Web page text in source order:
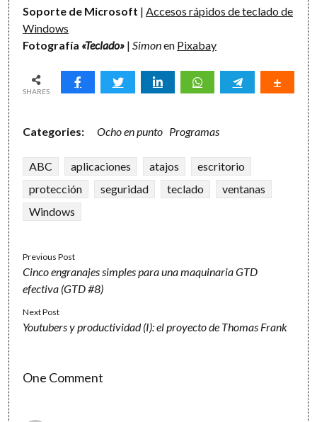
Soporte de Microsoft |Accesos rápidos de teclado de
Windows
Fotografía «Teclado» |Simonen Pixabay
SHARES
Categories: Ocho en punto Programas
ABC aplicaciones atajos
escritorio
protección
seguridad teclado
ventanas
Windows
Previous Post
Cinco engranajes simples para una maquinaria GTD
efectiva (GTD #8)
Next Post
Youtubers y productividad (I): el proyecto de Thomas Frank
One Comment